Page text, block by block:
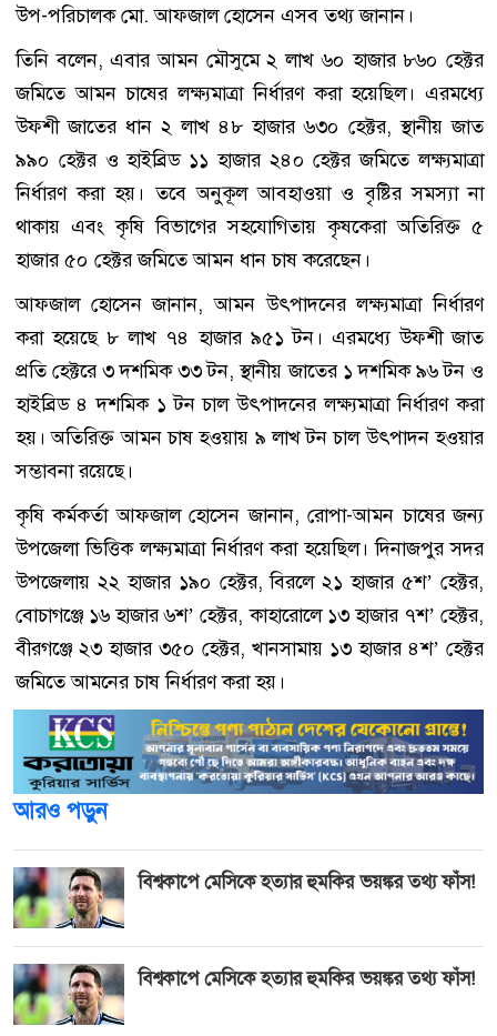
উপ-পরিচালক মো. আফজাল হোসেন এসব তথ্য জানান।
তিনি বলেন, এবার আমন মৌসুমে ২ লাখ ৬০ হাজার ৮৬০ হেক্টর
জমিতে আমন চাষের লক্ষ্যমাত্রা নির্ধারণ করা হয়েছিল। এরমধ্যে
উফশী জাতের ধান ২ লাখ ৪৮ হাজার ৬৩০ হেক্টর, স্থানীয় জাত
৯৯০ হেক্টর ও হাইব্রিড ১১ হাজার ২৪০ হেক্টর জমিতে লক্ষ্যমাত্রা
নির্ধারণ করা হয়। তবে অনুকূল আবহাওয়া ও বৃষ্টির সমস্যা না
থাকায় এবং কৃষি বিভাগের সহযোগিতায় কৃষকেরা অতিরিক্ত ৫
হাজার ৫০ হেক্টর জমিতে আমন ধান চাষ করেছেন।
আফজাল হোসেন জানান, আমন উৎপাদনের লক্ষ্যমাত্রা নির্ধারণ
করা হয়েছে ৮ লাখ ৭৪ হাজার ৯৫১ টন। এরমধ্যে উফশী জাত
প্রতি হেক্টরে ৩ দশমিক ৩৩ টন, স্থানীয় জাতের ১ দশমিক ৯৬ টন ও
হাইব্রিড ৪ দশমিক ১ টন চাল উৎপাদনের লক্ষ্যমাত্রা নির্ধারণ করা
হয়। অতিরিক্ত আমন চাষ হওয়ায় ৯ লাখ টন চাল উৎপাদন হওয়ার
সম্ভাবনা রয়েছে।
কৃষি কর্মকর্তা আফজাল হোসেন জানান, রোপা-আমন চাষের জন্য
উপজেলা ভিত্তিক লক্ষ্যমাত্রা নির্ধারণ করা হয়েছিল। দিনাজপুর সদর
উপজেলায় ২২ হাজার ১৯০ হেক্টর, বিরলে ২১ হাজার ৫শ’ হেক্টর,
বোচাগঞ্জে ১৬ হাজার ৬শ’ হেক্টর, কাহারোলে ১৩ হাজার ৭শ’ হেক্টর,
বীরগঞ্জে ২৩ হাজার ৩৫০ হেক্টর, খানসামায় ১৩ হাজার ৪শ’ হেক্টর
জমিতে আমনের চাষ নির্ধারণ করা হয়।
আরও পড়ুন
বিশ্বকাপে মেসিকে হত্যার হুমকির ভয়ঙ্কর তথ্য ফাঁস!
বিশ্বকাপে মেসিকে হত্যার হুমকির ভয়ঙ্কর তথ্য ফাঁস!